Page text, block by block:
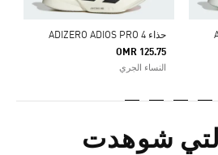
حذاء ADIZERO ADIOS PRO 4
OMR 125.75
النساء الجري
شوهدت